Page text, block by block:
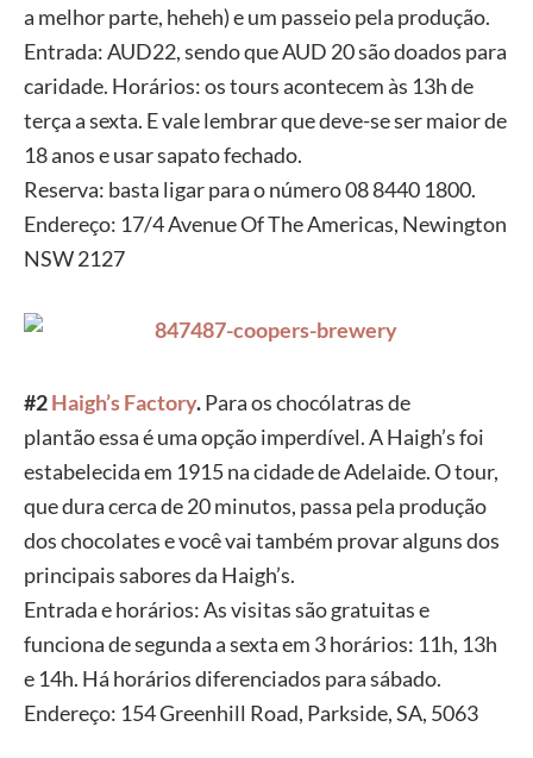
a melhor parte, heheh) e um passeio pela produção.
Entrada: AUD22,sendo que AUD 20 são doados para
caridade. Horários: os toursacontecem às 13h de
terça a sexta. E vale lembrar que deve-se sermaior de
18 anos e usar sapato fechado.
Reserva: basta ligar para onúmero 08 8440 1800.
Endereço: 17/4 Avenue Of The Americas, Newington
NSW 2127
#2Haigh’sFactory.Para os chocólatras de
plantãoessa é uma opção imperdível. A Haigh’s foi
estabelecida em 1915 nacidade de Adelaide. O tour,
que duracerca de 20 minutos, passa pela produção
dos chocolates e você vaitambém provar alguns dos
principais sabores da Haigh’s.
Entrada e horários: As visitas são gratuitase
funciona de segunda a sexta em 3 horários: 11h, 13h
e 14h. Há horários diferenciados para sábado.
Endereço: 154 Greenhill Road, Parkside, SA, 5063